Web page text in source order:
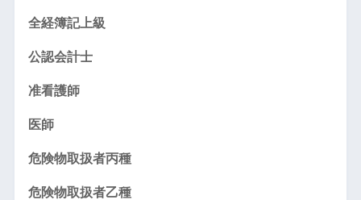
全経簿記上級
公認会計士
准看護師
医師
危険物取扱者丙種
危険物取扱者乙種